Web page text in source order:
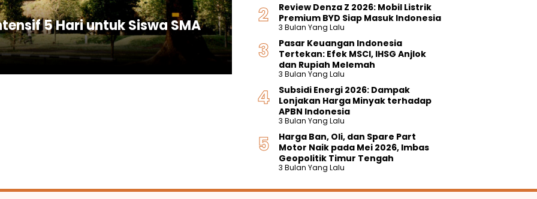
5 Hari untuk Siswa SMA
Review Denza Z 2026: Mobil Listrik
Premium BYD Siap Masuk Indonesia
3 Bulan Yang Lalu
Pasar Keuangan Indonesia
Tertekan: Efek MSCI, IHSG Anjlok
dan Rupiah Melemah
3 Bulan Yang Lalu
Subsidi Energi 2026: Dampak
Lonjakan Harga Minyak terhadap
APBN Indonesia
3 Bulan Yang Lalu
Harga Ban, Oli, dan Spare Part
Motor Naik pada Mei 2026, Imbas
Geopolitik Timur Tengah
3 Bulan Yang Lalu